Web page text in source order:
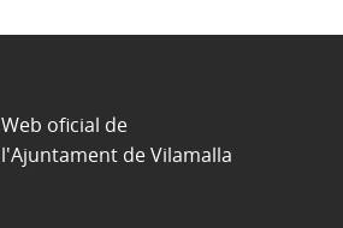
Web oficial de
l'Ajuntament de Vilamalla